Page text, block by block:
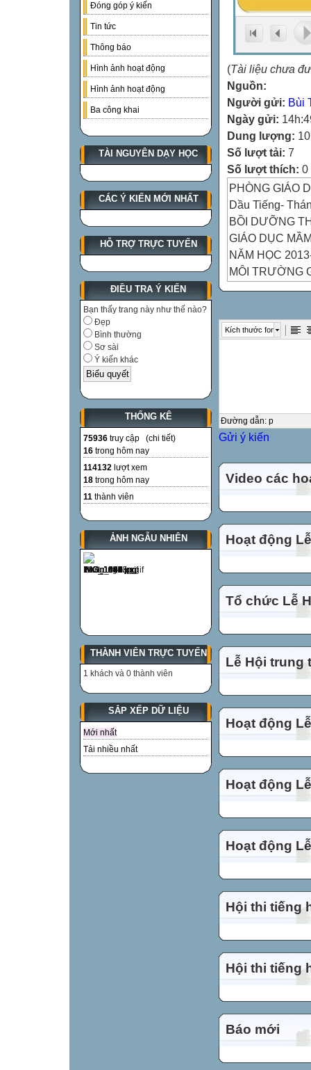
Đóng góp ý kiến
Tin tức
Thông báo
Hình ảnh hoạt động
Hình ảnh hoạt động
Ba công khai
TÀI NGUYÊN DẠY HỌC
CÁC Ý KIẾN MỚI NHẤT
HỖ TRỢ TRỰC TUYẾN
ĐIỀU TRA Ý KIẾN
Bạn thấy trang này như thế nào?
Đẹp
Bình thường
Sơ sài
Ý kiến khác
THỐNG KÊ
75936 truy cập (chi tiết)
16 trong hôm nay
114132 lượt xem
18 trong hôm nay
11 thành viên
ẢNH NGẪU NHIÊN
THÀNH VIÊN TRỰC TUYẾN
1 khách và 0 thành viên
SẮP XẾP DỮ LIỆU
Mới nhất
Tải nhiều nhất
(Tài liệu chưa
Nguồn:
Người gửi: Bùi
Ngày gửi:
Dung lượng:
Số lượt tải: 7
Số lượt thích: 0
PHÒNG GIÁO
Dầu Tiếng-
BỒI DƯỠNG
GIÁO DỤC
NĂM HỌC
MÔI TRƯỜNG
CHO TRẺ MẦM
MÔI TRƯỜNG
Kích thước font
Đường dẫn: p
Gửi ý kiến
Video các
Hoạt động
Tổ chức Lễ
Lễ Hội trung
Hoạt động
Hoạt động
Hoạt động
Hội thi tiếng
Hội thi tiếng
Báo mới